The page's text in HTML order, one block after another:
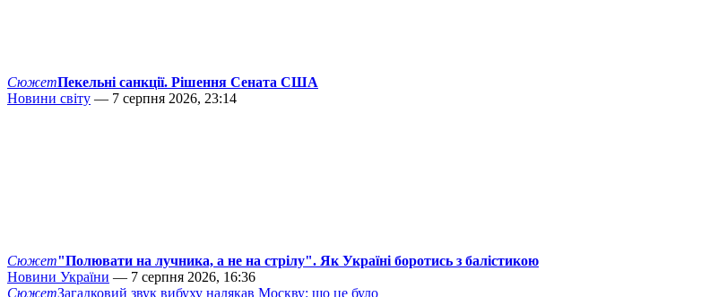
СюжетПекельні санкції. Рішення Сената США
Новини світу — 7 серпня 2026, 23:14
Сюжет"Полювати на лучника, а не на стрілу". Як Україні боротись з балістикою
Новини України — 7 серпня 2026, 16:36
СюжетЗагадковий звук вибуху налякав Москву: що це було